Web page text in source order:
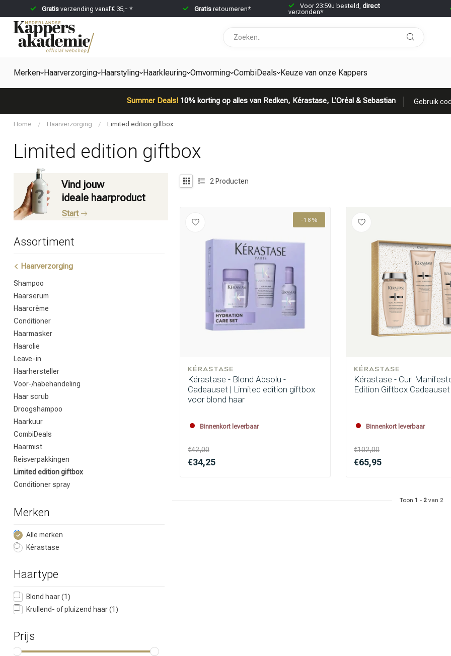
Gratisverzending vanaf € 35,- * Gratisretourneren* Voor 23:59u besteld, direct
verzonden*
Merken Haarverzorging Haarstyling Haarkleuring Omvorming CombiDeals Keuze van onze Kappers
Summer Deals!10% korting op alles van Redken, Kérastase, L’Oréal & Sebastian Gebruik
Home / Haarverzorging / Limited edition giftbox
Limited edition giftbox
Vind jouw
ideale haarproduct
Start
Assortiment
Haarverzorging
Shampoo
Haarserum
Haarcrème
Conditioner
Haarmasker
Haarolie
Leave-in
Haarhersteller
Voor-/nabehandeling
Haar scrub
Droogshampoo
Haarkuur
CombiDeals
Haarmist
Reisverpakkingen
Limited edition giftbox
Conditioner spray
Merken
Alle merken
Kérastase
Haartype
Blond haar(1)
Krullend- of pluizend haar(1)
Prijs
2 Producten
-18%
KÉRASTASE
Kérastase - Blond Absolu -
Cadeauset | Limited edition giftbox
voor blond haar
Binnenkort leverbaar
€42,00
€34,25
KÉRASTASE
Kérastase - Curl
Edition Giftbox Cadeauset
Binnenkort leverbaar
€102,00
€65,95
Toon 1 - 2van 2